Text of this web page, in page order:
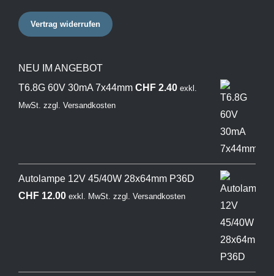
Vertrag widerrufen
NEU IM ANGEBOT
T6.8G 60V 30mA 7x44mm CHF2.40 exkl.
MwSt. zzgl. Versandkosten
Autolampe 12V 45/40W 28x64mm P36D
CHF12.00 exkl. MwSt. zzgl. Versandkosten